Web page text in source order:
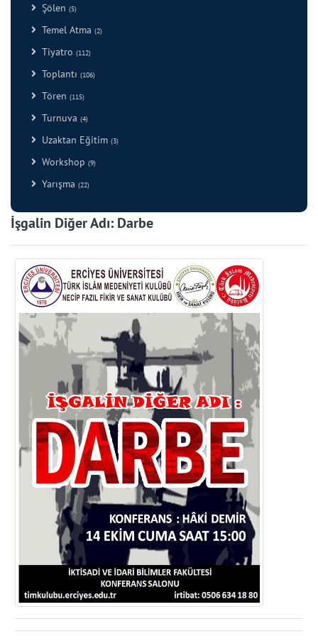
Şölen (5)
Temel Atma (2)
Tiyatro (112)
Toplantı (106)
Tören (115)
Turnuva (4)
Uzaktan Eğitim (3)
Workshop (9)
Yarışma (22)
İşgalin Diğer Adı: Darbe